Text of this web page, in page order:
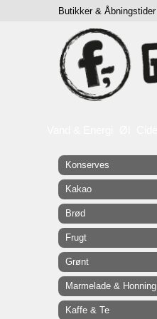
Konserves
Kakao
Brød
Frugt
Grønt
Marmelade & Honning
Kaffe & Te
Butikker & Åbningstider